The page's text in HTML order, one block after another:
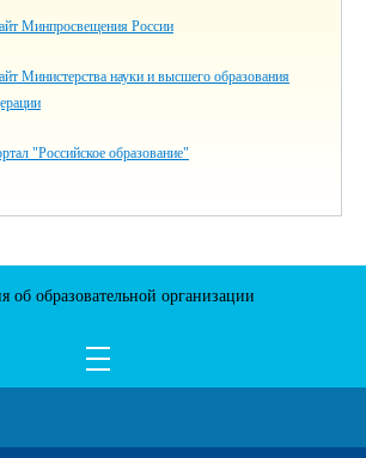
Минпросвещения России
Министерства науки и высшего образования
"Российское образование"
об образовательной организации